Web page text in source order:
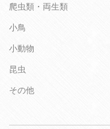
爬虫類・両生類
小鳥
小動物
昆虫
その他